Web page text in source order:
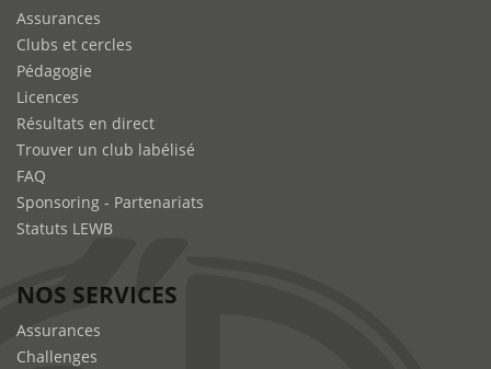
Assurances
Clubs et cercles
Pédagogie
Licences
Résultats en direct
Trouver un club labélisé
FAQ
Sponsoring - Partenariats
Statuts LEWB
NOS SERVICES
Assurances
Challenges